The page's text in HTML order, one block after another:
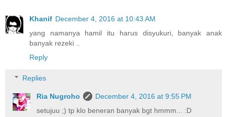
Khanif December 4, 2016 at 10:43 AM
yang namanya hamil itu harus disyukuri, banyak anak
banyak rezeki ..
Reply
Replies
Ria Nugroho
December 4, 2016 at 9:55 PM
setujuu ;) tp klo beneran banyak bgt hmmm... :D